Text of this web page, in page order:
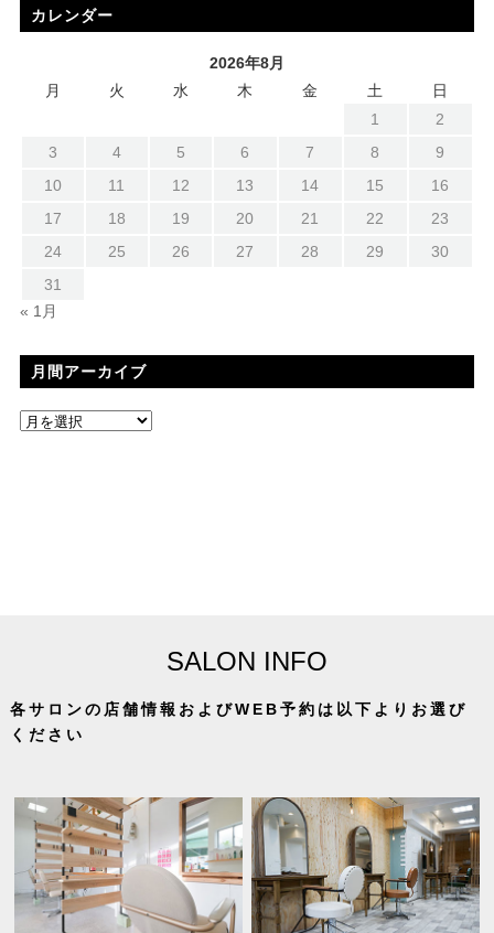
カレンダー
2026年8月
月
火 水 木 金 土
日
1
2
3
4 5 6 7 8
9
10
11 12 13 14 15
16
17
18 19 20 21 22
23
24
25 26 27 28 29
30
31
« 1月
月間アーカイブ
SALON INFO
各サロンの店舗情報およびWEB予約は以下よりお選び
ください